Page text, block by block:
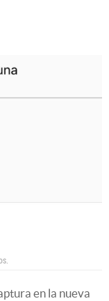
en la nueva